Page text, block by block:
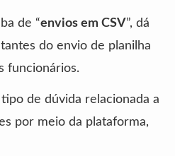
de “envios em CSV”, dá
do envio de planilha
funcionários.
de dúvida relacionada a
por meio da plataforma,